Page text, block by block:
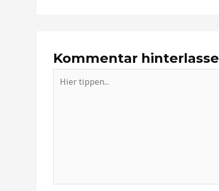
Kommentar
tippen...